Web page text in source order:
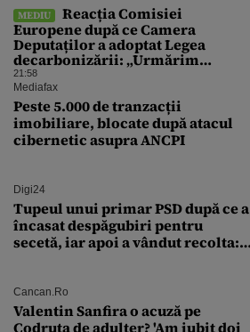
MEDIU
Reacția Comisiei
Europene după ce Camera
Deputaților a adoptat Legea
decarbonizării: „Urmărim
evoluția”
21:58
Mediafax
Peste 5.000 de tranzacții
imobiliare, blocate după atacul
cibernetic asupra ANCPI
Digi24
Tupeul unui primar PSD după ce a
încasat despăgubiri pentru
secetă, iar apoi a vândut recolta:
Cancan.ro
Valentin Sanfira o acuză pe
Codruța de adulter? 'Am iubit doi